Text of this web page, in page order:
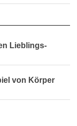
Lieblings-
von Körper